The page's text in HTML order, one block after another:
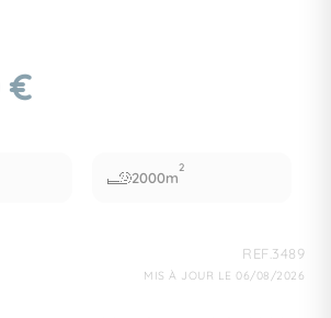
€
2000m
2
REF.3489
MIS À JOUR LE 06/08/2026